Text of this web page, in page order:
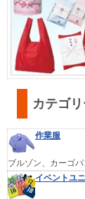
カテゴ
作業服
ブルゾン、カーゴ
イベントユ